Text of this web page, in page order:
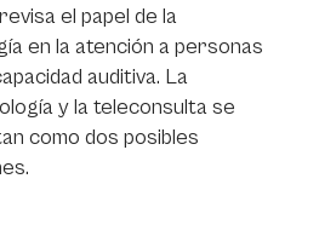
el papel de la
en la atención a personas
auditiva. La
y la teleconsulta se
como dos posibles